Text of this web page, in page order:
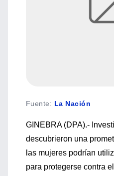
Fuente: La Nación
GINEBRA (DPA).-
descubrieron una
las mujeres podrían
para protegerse contra